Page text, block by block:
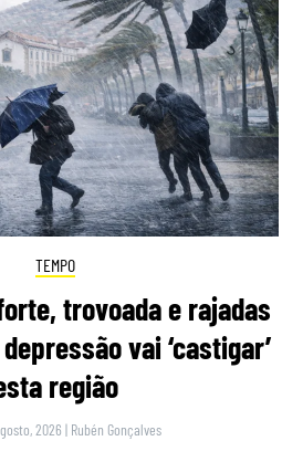
TEMPO
trovoada e rajadas
vai ‘castigar’
região
2026 | Rubén Gonçalves